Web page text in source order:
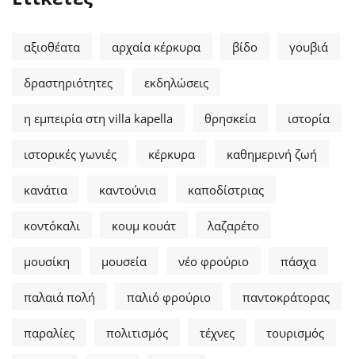
αξιοθέατα αρχαία κέρκυρα βίδο γουβιά
δραστηριότητες εκδηλώσεις
η εμπειρία στη villa kapella θρησκεία ιστορία
ιστορικές γωνιές κέρκυρα καθημερινή ζωή
κανάτια καντούνια καποδίστριας
κοντόκαλι κουμ κουάτ λαζαρέτο
μουσίκη μουσεία νέο φρούριο πάσχα
παλαιά πολή παλιό φρούριο παντοκράτορας
παραλίες πολιτισμός τέχνες τουρισμός